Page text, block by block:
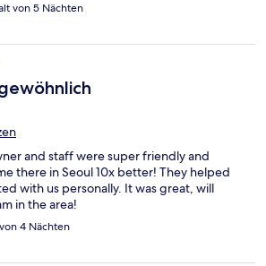
von 5 Nächten
and staff were super friendly and
there in Seoul 10x better! They helped
with us personally. It was great, will
in the area!
4 Nächten